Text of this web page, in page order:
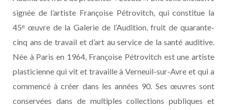
signée de l’artiste Françoise Pétrovitch, qui constitue la
45ᵉ œuvre de la Galerie de l’Audition, fruit de quarante-
cinq ans de travail et d’art au service de la santé auditive.
Née à Paris en 1964, Françoise Pétrovitch est une artiste
plasticienne qui vit et travaille à Verneuil-sur-Avre et qui a
commencé à créer dans les années 90. Ses œuvres sont
conservées dans de multiples collections publiques et